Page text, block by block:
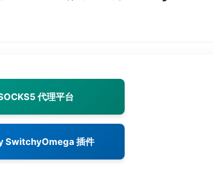
代理平台
SwitchyOmega 插件